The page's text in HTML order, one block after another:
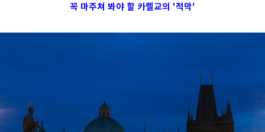
꼭 마주쳐 봐야 할 카렐교의 '적막'